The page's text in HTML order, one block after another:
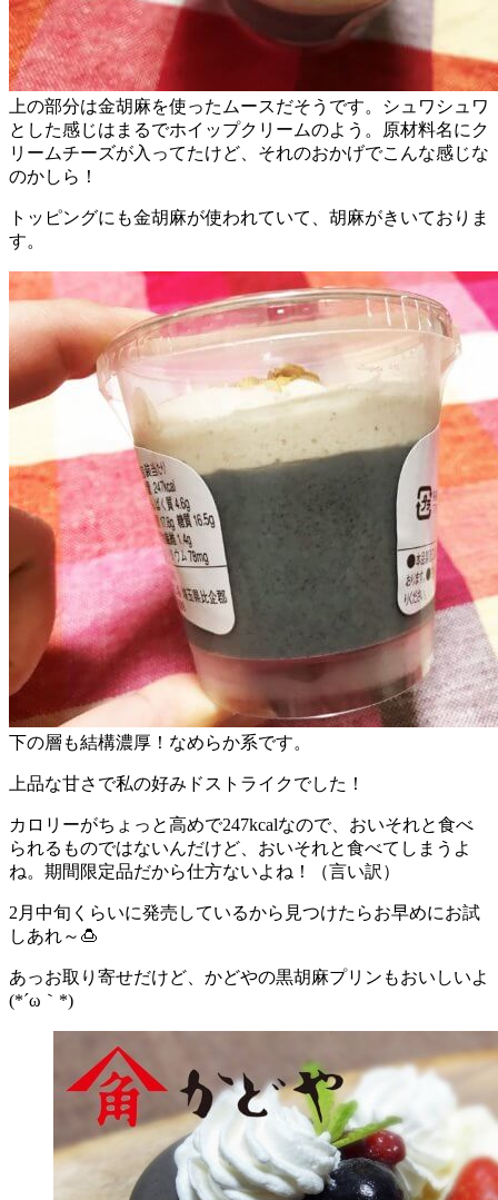
上の部分は金胡麻を使ったムースだそうです。シュワシュワ
とした感じはまるでホイップクリームのよう。原材料名にク
リームチーズが入ってたけど、それのおかげでこんな感じな
のかしら！
トッピングにも金胡麻が使われていて、胡麻がきいておりま
す。
下の層も結構濃厚！なめらか系です。
上品な甘さで私の好みドストライクでした！
カロリーがちょっと高めで247kcalなので、おいそれと食べ
られるものではないんだけど、おいそれと食べてしまうよ
ね。期間限定品だから仕方ないよね！（言い訳）
2月中旬くらいに発売しているから見つけたらお早めにお試
しあれ～🍮
あっお取り寄せだけど、かどやの黒胡麻プリンもおいしいよ
(*´ω｀*)